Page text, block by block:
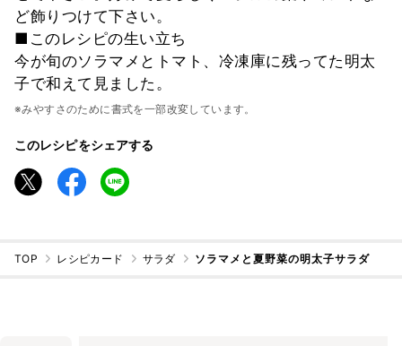
ど飾りつけて下さい。
■このレシピの生い立ち
今が旬のソラマメとトマト、冷凍庫に残ってた明太
子で和えて見ました。
※みやすさのために書式を一部改変しています。
このレシピをシェアする
TOP レシピカード サラダ ソラマメと夏野菜の明太子サラダ